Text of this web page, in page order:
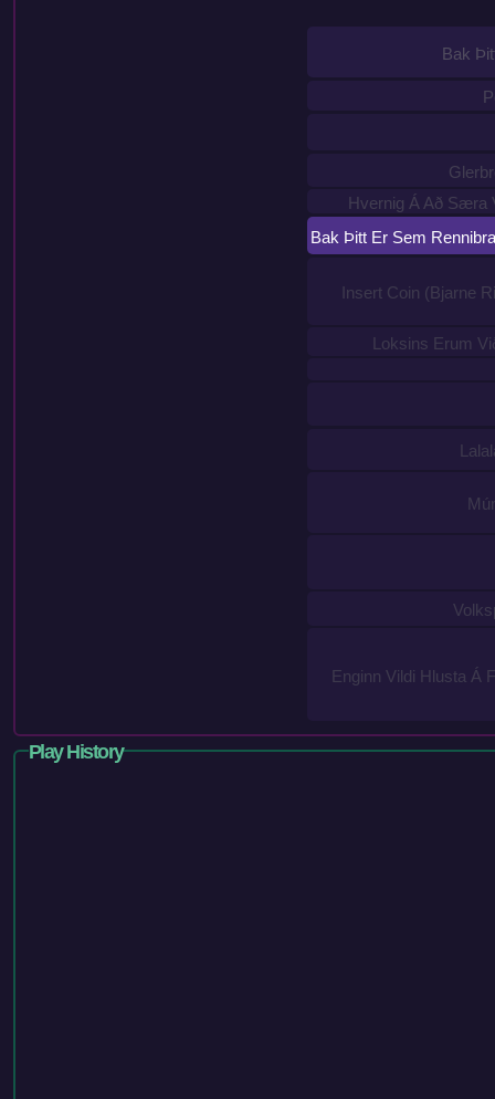
Play History
Bak
Hvernig Á Að Særa
Bak Þitt Er Sem
Insert Coin (Bjarne
Loksins Erum
Enginn Vildi Hlusta Á